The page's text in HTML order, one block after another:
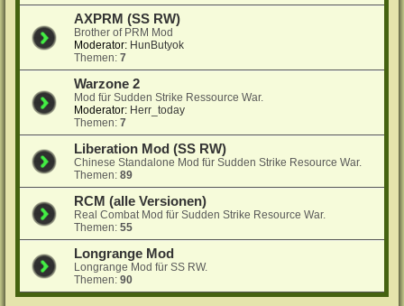
AXPRM (SS RW)
Brother of PRM Mod
Moderator: HunButyok
Themen:7
Warzone 2
Mod für Sudden Strike Ressource War.
Moderator: Herr_today
Themen:7
Liberation Mod (SS RW)
Chinese Standalone Mod für Sudden Strike Resource War.
Themen:89
RCM (alle Versionen)
Real Combat Mod für Sudden Strike Resource War.
Themen:55
Longrange Mod
Longrange Mod für SS RW.
Themen:90